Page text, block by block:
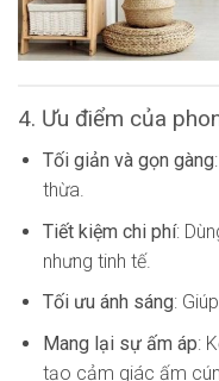
4. Ưu điểm của
Tối giản và gọn gàng
thừa.
Tiết kiệm chi phí:
nhưng tinh tế.
Tối ưu ánh sáng:
Mang lại sự ấm áp:
tạo cảm giác ấm